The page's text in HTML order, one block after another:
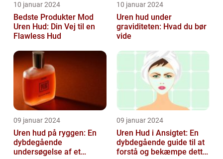
10 januar 2024
Bedste Produkter Mod
Uren Hud: Din Vej til en
Flawless Hud
10 januar 2024
Uren hud under
graviditeten: Hvad du bør
vide
09 januar 2024
Uren hud på ryggen: En
dybdegående
undersøgelse af et
09 januar 2024
Uren Hud i Ansigtet: En
dybdegående guide til at
forstå og bekæmpe dette